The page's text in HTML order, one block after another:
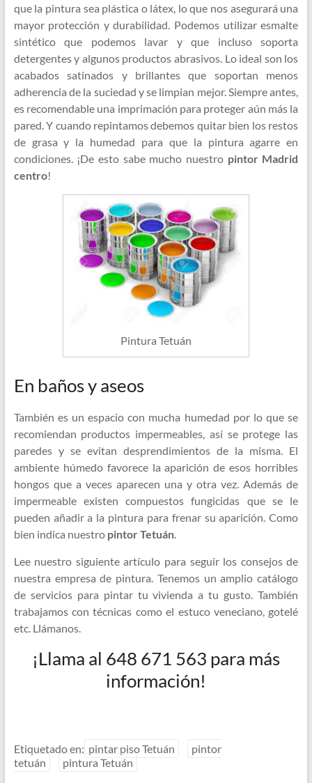
que la pintura sea plástica o látex, lo que nos asegurará una
mayor protección y durabilidad. Podemos utilizar esmalte
sintético que podemos lavar y que incluso soporta
detergentes y algunos productos abrasivos. Lo ideal son los
acabados satinados y brillantes que soportan menos
adherencia de la suciedad y se limpian mejor. Siempre antes,
es recomendable una imprimación para proteger aún más la
pared. Y cuando repintamos debemos quitar bien los restos
de grasa y la humedad para que la pintura agarre en
condiciones. ¡De esto sabe mucho nuestro pintor Madrid
centro!
Pintura Tetuán
En baños y aseos
También es un espacio con mucha humedad por lo que se
recomiendan productos impermeables, así se protege las
paredes y se evitan desprendimientos de la misma. El
ambiente húmedo favorece la aparición de esos horribles
hongos que a veces aparecen una y otra vez. Además de
impermeable existen compuestos fungicidas que se le
pueden añadir a la pintura para frenar su aparición. Como
bien indica nuestropintor Tetuán.
Lee nuestro siguiente artículo para seguir los consejos de
nuestra empresa de pintura. Tenemos un amplio catálogo
de servicios para pintar tu vivienda a tu gusto. También
trabajamos con técnicas como el estuco veneciano, gotelé
etc. Llámanos.
¡Llama al 648 671 563 para más
información!
Etiquetado en: pintar piso Tetuán
pintor
tetuán
pintura Tetuán